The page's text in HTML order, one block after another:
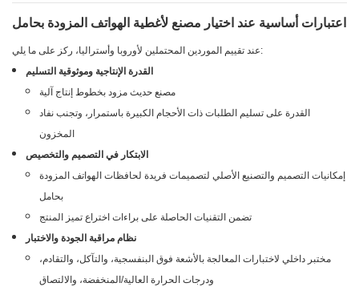
اعتبارات أساسية عند اختيار مصنع لأغطية الهواتف المزودة بحامل
عند تقييم الموردين المحتملين لأوروبا وأستراليا، ركز على ما يلي:
القدرة الإنتاجية وموثوقية التسليم
مصنع حديث مزود بخطوط إنتاج آلية
القدرة على تسليم الطلبات ذات الأحجام الكبيرة باستمرار، وتجنب نفاد
المخزون
الابتكار في التصميم والتخصيص
إمكانيات التصميم والتصنيع الأصلي لتصميمات فريدة لحافظات الهواتف المزودة
بحامل
تضمن التقنيات الحاصلة على براءات اختراع تميز المنتج
نظام مراقبة الجودة والاختبار
مختبر داخلي لاختبارات المعالجة بالأشعة فوق البنفسجية، والتآكل، والتقادم،
ودرجات الحرارة العالية/المنخفضة، والالتصاق